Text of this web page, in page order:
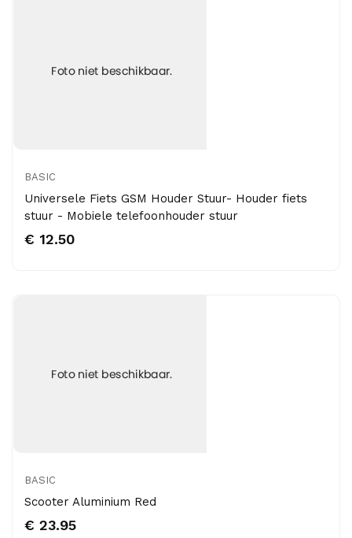
BASIC
Universele Fiets GSM Houder Stuur- Houder fiets
stuur - Mobiele telefoonhouder stuur
€ 12.50
BASIC
Scooter Aluminium Red
€ 23.95